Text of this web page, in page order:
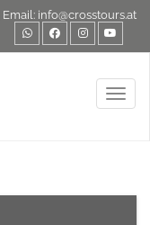
| Email: info@crosstours.at